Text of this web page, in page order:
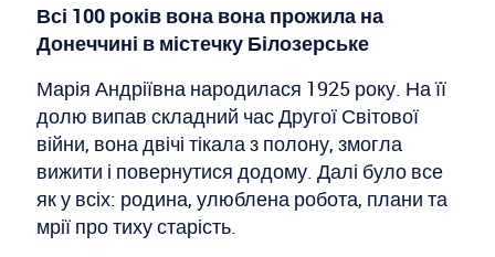
Всі 100 років вона вона прожила на
Донеччині в містечку Білозерське
Марія Андріївна народилася 1925 року. На її
долю випав складний час Другої Світової
війни, вона двічі тікала з полону, змогла
вижити і повернутися додому. Далі було все
як у всіх: родина, улюблена робота, плани та
мрії про тиху старість.